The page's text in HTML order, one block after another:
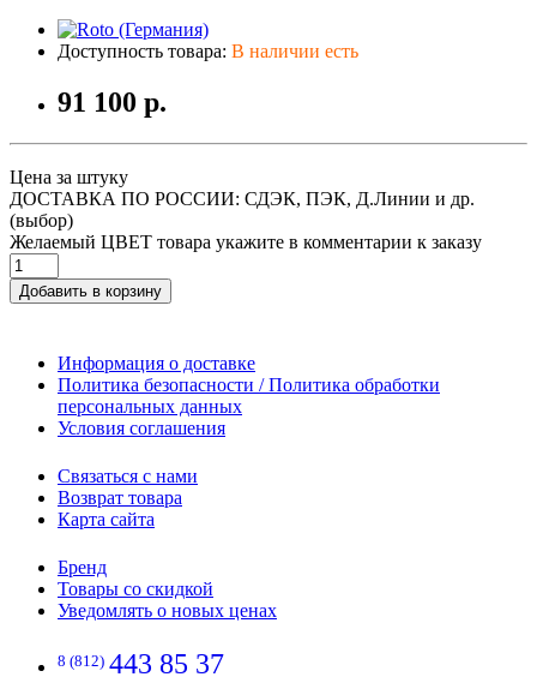
Доступность товара: В наличии есть
91 100 р.
Цена за штуку
ДОСТАВКА ПО РОССИИ: СДЭК, ПЭК, Д.Линии и др.
(выбор)
Желаемый ЦВЕТ товара укажите в комментарии к заказу
Добавить в корзину
Информация о доставке
Политика безопасности / Политика обработки
персональных данных
Условия соглашения
Связаться с нами
Возврат товара
Карта сайта
Бренд
Товары со скидкой
Уведомлять о новых ценах
8 (812) 443 85 37